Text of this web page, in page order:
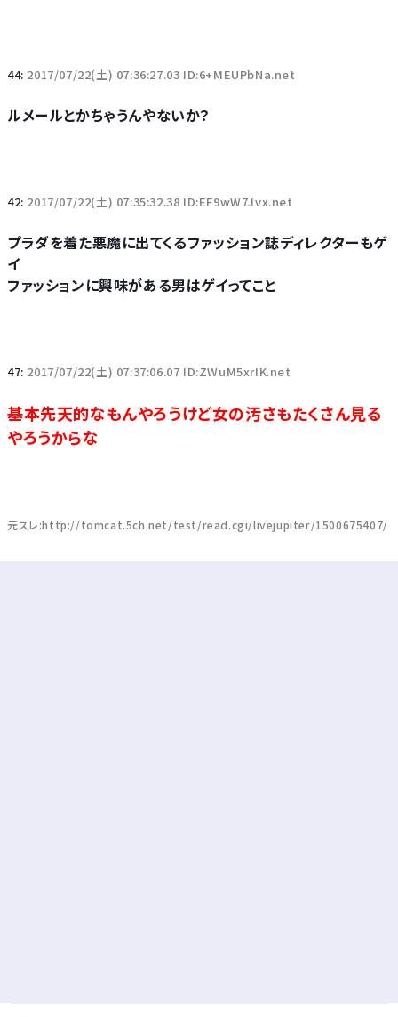
44: 2017/07/22(土) 07:36:27.03 ID:6+MEUPbNa.net
ルメールとかちゃうんやないか？
42: 2017/07/22(土) 07:35:32.38 ID:EF9wW7Jvx.net
プラダを着た悪魔に出てくるファッション誌ディレクターもゲ
イ
ファッションに興味がある男はゲイってこと
47: 2017/07/22(土) 07:37:06.07 ID:ZWuM5xrIK.net
基本先天的なもんやろうけど女の汚さもたくさん見る
やろうからな
元スレ:http://tomcat.5ch.net/test/read.cgi/livejupiter/1500675407/